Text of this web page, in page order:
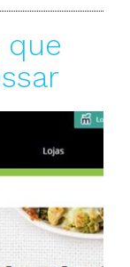
que